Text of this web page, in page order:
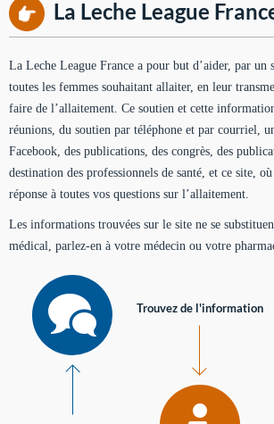
La Leche League
La Leche League France a pour but d’aider, par un
toutes les femmes souhaitant allaiter, en leur
faire de l’allaitement. Ce soutien et cette
réunions, du soutien par téléphone et par courriel,
Facebook, des publications, des congrès, des
destination des professionnels de santé, et ce site,
réponse à toutes vos questions sur l’allaitement.
Les informations trouvées sur le site ne se
médical, parlez-en à votre médecin ou votre
Trouvez de l'information